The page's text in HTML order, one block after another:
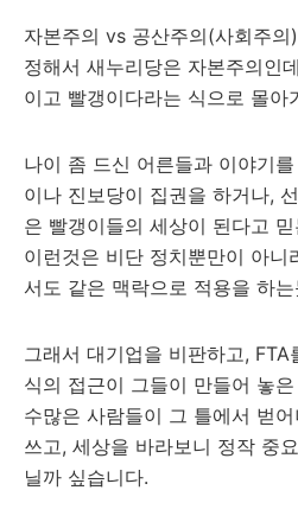
자본주의 vs 공산주의(사회주
정해서 새누리당은 자본주의인
이고 빨갱이다라는 식으로 몰아
나이 좀 드신 어른들과 이야기
이나 진보당이 집권을 하거나,
은 빨갱이들의 세상이 된다고
이런것은 비단 정치뿐만이 아니
서도 같은 맥락으로 적용을 하
그래서 대기업을 비판하고,
식의 접근이 그들이 만들어 놓
수많은 사람들이 그 틀에서 벋
쓰고, 세상을 바라보니 정작 중
닐까 싶습니다.